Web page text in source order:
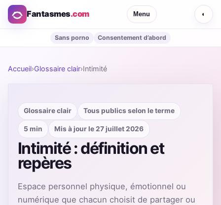
Fantasmes.com Menu ◐
Sans porno Consentement d’abord
Accueil›Glossaire clair›Intimité
Glossaire clair Tous publics selon le terme
5 min Mis à jour le 27 juillet 2026
Intimité : définition et
repères
Espace personnel physique, émotionnel ou
numérique que chacun choisit de partager ou